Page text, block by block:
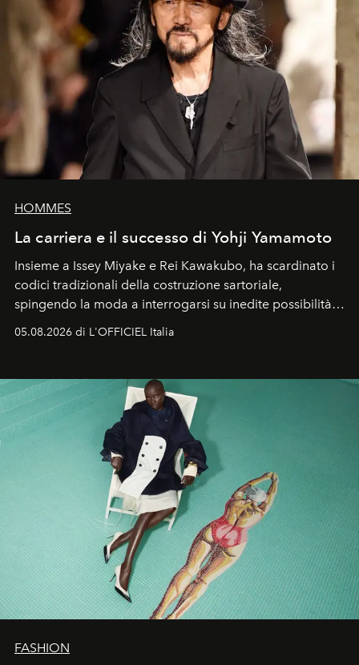
HOMMES
La carriera e il successo di Yohji Yamamoto
Insieme a Issey Miyake e Rei Kawakubo, ha scardinato i
codici tradizionali della costruzione sartoriale,
spingendo la moda a interrogarsi su inedite possibilità
formali e a ridefinire il concetto stesso di silhouette.
un’impronta indelebile nella storia della moda.
05.08.2026 di L'OFFICIEL Italia
FASHION